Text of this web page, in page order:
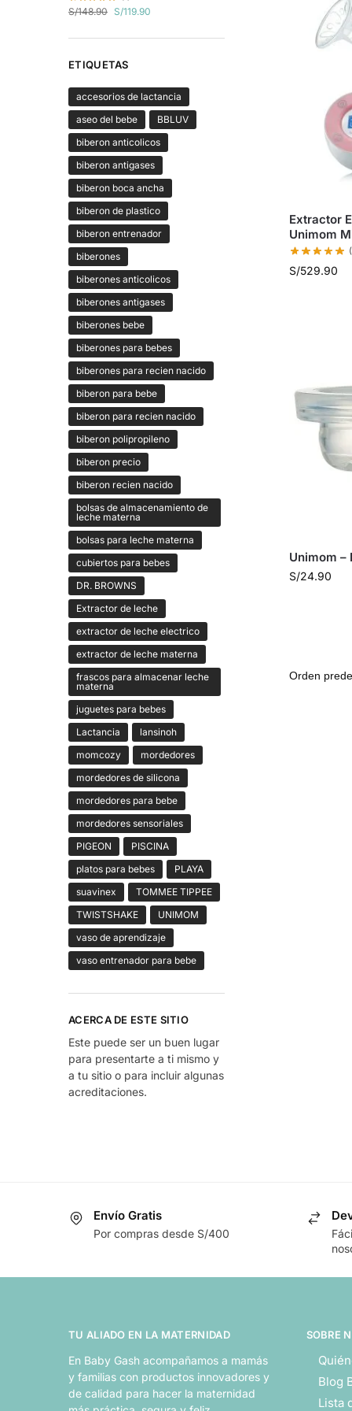
Extractor
Unimom
S/529.90
Unimom –
S/24.90
S/148.90 S/119.90
ETIQUETAS
accesorios de lactancia
aseo del bebe
BBLUV
biberon anticolicos
biberon antigases
biberon boca ancha
biberon de plastico
biberon entrenador
biberones
biberones anticolicos
biberones antigases
biberones bebe
biberones para bebes
biberones para recien nacido
biberon para bebe
biberon para recien nacido
biberon polipropileno
biberon precio
biberon recien nacido
bolsas de almacenamiento de
leche materna
bolsas para leche materna
cubiertos para bebes
DR. BROWNS
Extractor de leche
extractor de leche electrico
extractor de leche materna
frascos para almacenar leche
materna
juguetes para bebes
Lactancia
lansinoh
momcozy
mordedores
mordedores de silicona
mordedores para bebe
mordedores sensoriales
PIGEON
PISCINA
platos para bebes
PLAYA
suavinex
TOMMEE TIPPEE
TWISTSHAKE
UNIMOM
vaso de aprendizaje
vaso entrenador para bebe
ACERCA DE ESTE SITIO
Este puede ser un buen lugar
para presentarte a ti mismo y
a tu sitio o para incluir algunas
acreditaciones.
Envío Gratis
Por compras desde S/400
TU ALIADO EN LA MATERNIDAD
En Baby Gash acompañamos a mamás
y familias con productos innovadores y
de calidad para hacer la maternidad
SOBRE
Blog
Lista